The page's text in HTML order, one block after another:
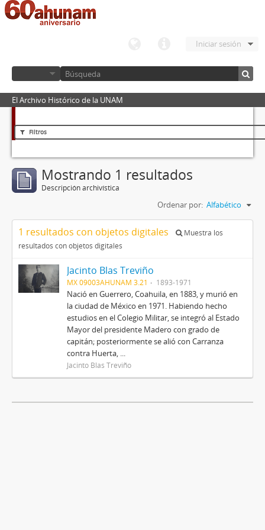
Iniciar sesión
El Archivo Histórico de la UNAM
Filtros
Mostrando 1 resultados
Descripción archivística
Ordenar por: Alfabético
1 resultados con objetos digitales
Muestra los
resultados con objetos digitales
Jacinto Blas Treviño
MX 09003AHUNAM 3.21 1893-1971
Nació en Guerrero, Coahuila, en 1883, y murió en
la ciudad de México en 1971. Habiendo hecho
estudios en el Colegio Militar, se integró al Estado
Mayor del presidente Madero con grado de
capitán; posteriormente se alió con Carranza
contra Huerta, ...
Jacinto Blas Treviño